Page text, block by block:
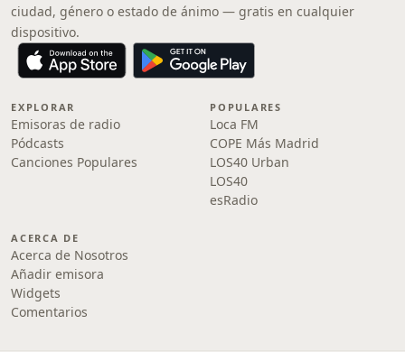
ciudad, género o estado de ánimo — gratis en cualquier
dispositivo.
EXPLORAR
Emisoras de radio
Pódcasts
Canciones Populares
POPULARES
Loca FM
COPE Más Madrid
LOS40 Urban
LOS40
esRadio
ACERCA DE
Acerca de Nosotros
Añadir emisora
Widgets
Comentarios